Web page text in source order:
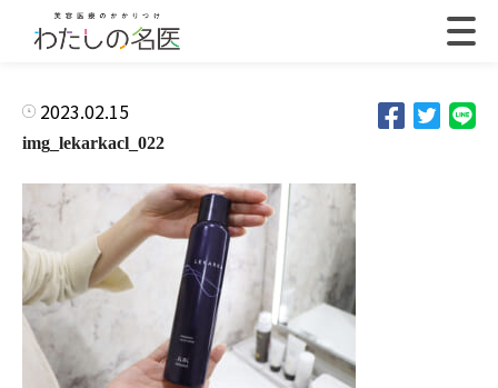
2023.02.15
img_lekarkacl_022